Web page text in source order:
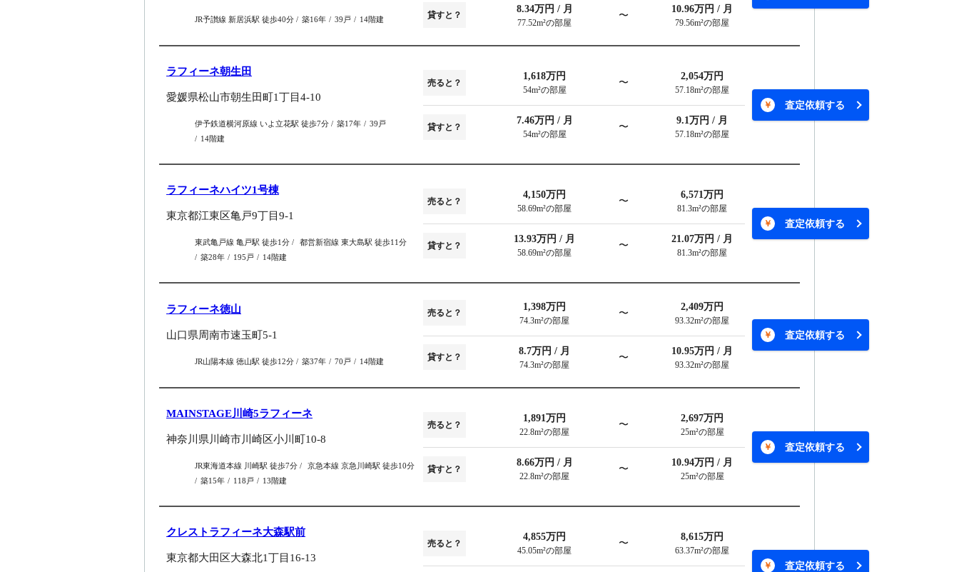
JR予讃線 新居浜駅 徒歩40分 築16年 39戸 14階建 貸すと？
8.34万円 / 月
77.52m²の部屋
〜
10.96万円 / 月
79.56m²の部屋
ラフィーネ朝生田
愛媛県松山市朝生田町1丁目4-10
伊予鉄道横河原線 いよ立花駅 徒歩7分 築17年
39戸
14階建
売ると？
1,618万円
54m²の部屋
〜
2,054万円
57.18m²の部屋
貸すと？
7.46万円 / 月
54m²の部屋
〜
9.1万円 / 月
57.18m²の部屋
査定依頼する
ラフィーネハイツ1号棟
東京都江東区亀戸9丁目9-1
東武亀戸線 亀戸駅 徒歩1分
都営新宿線 東大島駅 徒歩11分
築28年
195戸 14階建
売ると？
4,150万円
58.69m²の部屋
〜
6,571万円
81.3m²の部屋
貸すと？
13.93万円 / 月
58.69m²の部屋
〜
21.07万円 / 月
81.3m²の部屋
査定依頼する
ラフィーネ徳山
山口県周南市速玉町5-1
JR山陽本線 徳山駅 徒歩12分 築37年 70戸 14階建
売ると？
1,398万円
74.3m²の部屋
〜
2,409万円
93.32m²の部屋
貸すと？
8.7万円 / 月
74.3m²の部屋
〜
10.95万円 / 月
93.32m²の部屋
査定依頼する
MAINSTAGE川崎5ラフィーネ
神奈川県川崎市川崎区小川町10-8
JR東海道本線 川崎駅 徒歩7分
京急本線 京急川崎駅 徒歩10分
築15年
118戸 13階建
売ると？
1,891万円
22.8m²の部屋
〜
2,697万円
25m²の部屋
貸すと？
8.66万円 / 月
22.8m²の部屋
〜
10.94万円 / 月
25m²の部屋
査定依頼する
クレストラフィーネ大森駅前
東京都大田区大森北1丁目16-13
売ると？
4,855万円
45.05m²の部屋
〜
8,615万円
63.37m²の部屋
査定依頼する